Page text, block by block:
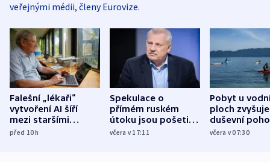
veřejnými médii, členy Eurovize.
Falešní „lékaři“
vytvoření AI šíří
mezi staršími
Poláky nebezpečné
před 10h
Spekulace o
přímém ruském
útoku jsou pošetilé,
míní estonský
včera v 17:11
Pobyt u
ploch zvyšuje
duševní
ukázala
včera v 07:30